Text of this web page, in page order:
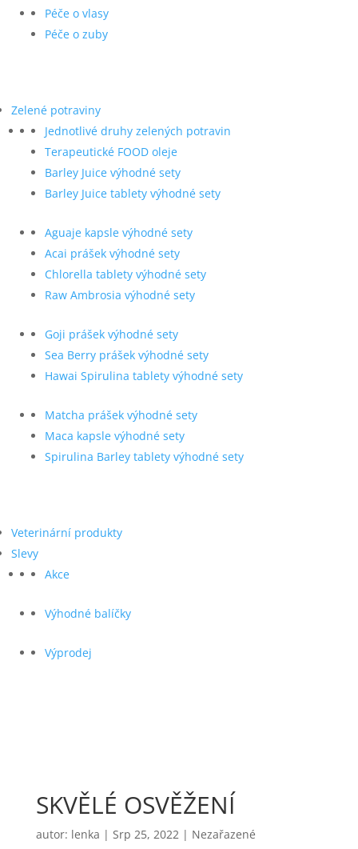
Péče o vlasy
Péče o zuby
Zelené potraviny
Jednotlivé druhy zelených potravin
Terapeutické FOOD oleje
Barley Juice výhodné sety
Barley Juice tablety výhodné sety
Aguaje kapsle výhodné sety
Acai prášek výhodné sety
Chlorella tablety výhodné sety
Raw Ambrosia výhodné sety
Goji prášek výhodné sety
Sea Berry prášek výhodné sety
Hawai Spirulina tablety výhodné sety
Matcha prášek výhodné sety
Maca kapsle výhodné sety
Spirulina Barley tablety výhodné sety
Veterinární produkty
Slevy
Akce
Výhodné balíčky
Výprodej
SKVĚLÉ OSVĚŽENÍ
autor: lenka | Srp 25, 2022 | Nezařazené